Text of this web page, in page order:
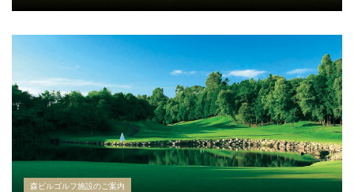
森ビルゴルフ施設のご案内